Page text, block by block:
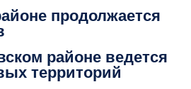
продолжается
районе ведется
территорий